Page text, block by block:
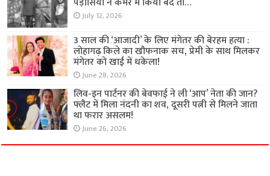
July 12, 2026
3 साल की ‘आजादी’ के लिए मंगेतर की बेरहम हत्या :
लोहागढ़ किले का खौफनाक सच, प्रेमी के साथ मिलकर
मंगेतर को खाई में धकेला!
June 28, 2026
लिव-इन पार्टनर की बेवफाई ने ली ‘आप’ नेता की जान?
फ्लैट में मिला नंदनी का शव, दूसरी पत्नी से मिलने जाता
था फरार असलम!
June 26, 2026